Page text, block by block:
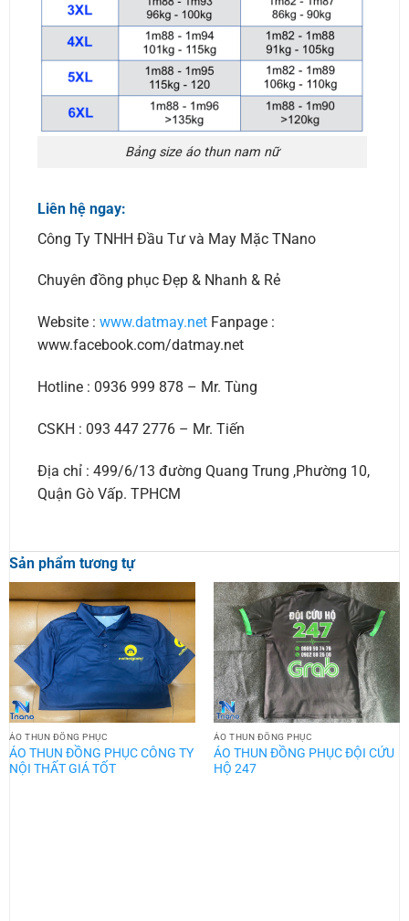
Bảng size áo thun nam nữ
Liên hệ ngay:
Công Ty TNHH Đầu Tư và May Mặc TNano
Chuyên đồng phục Đẹp & Nhanh & Rẻ
Website : www.datmay.netFanpage :
www.facebook.com/datmay.net
Hotline : 0936 999 878 – Mr. Tùng
CSKH : 093 447 2776 – Mr. Tiến
Địa chỉ : 499/6/13 đường Quang Trung ,Phường 10,
Quận Gò Vấp. TPHCM
Sản phẩm tương tự
ÁO THUN ĐỒNG PHỤC
ÁO THUN ĐỒNG PHỤC CÔNG TY
NỘI THẤT GIÁ TỐT
ÁO THUN ĐỒNG PHỤC
ÁO THUN ĐỒNG PHỤC ĐỘI CỨU
HỘ 247